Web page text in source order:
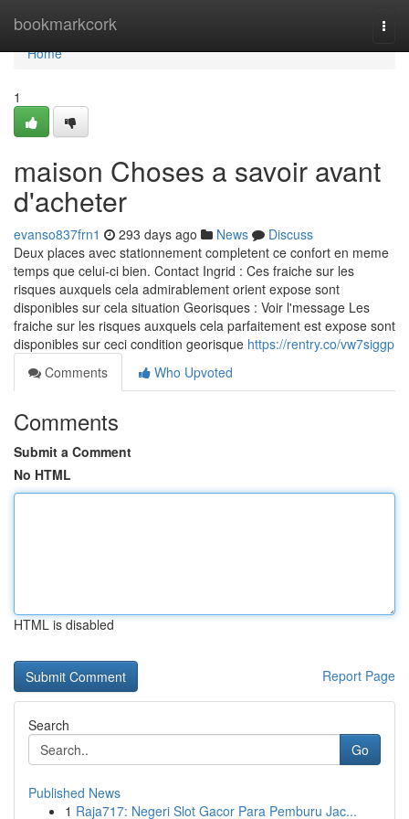
bookmarkcork
Home
Home
1
maison Choses a savoir avant
d'acheter
evanso837frn1 293 days ago News
Discuss
Deux places avec stationnement completent ce confort en meme
temps que celui-ci bien. Contact Ingrid : Ces fraiche sur les
risques auxquels cela admirablement orient expose sont
disponibles sur cela situation Georisques : Voir l'message Les
fraiche sur les risques auxquels cela parfaitement est expose sont
disponibles sur ceci condition georisque https://rentry.co/vw7siggp
Comments
Who Upvoted
Comments
Submit a Comment
No HTML
HTML is disabled
Report Page
Search
Go
Published News
1 Raja717: Negeri Slot Gacor Para Pemburu Jac...